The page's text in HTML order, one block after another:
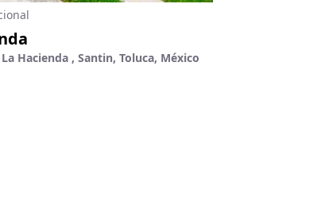
Hacienda , Santin, Toluca, México